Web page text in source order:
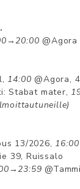
@Agora
14:00 @Agora,
Stabat mater,
13/2026,
39, Ruissalo